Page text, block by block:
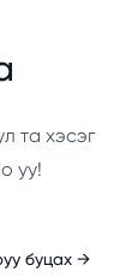
та хэсэг
уу!
буцах →